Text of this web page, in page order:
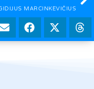
MARCINKEVIČIUS